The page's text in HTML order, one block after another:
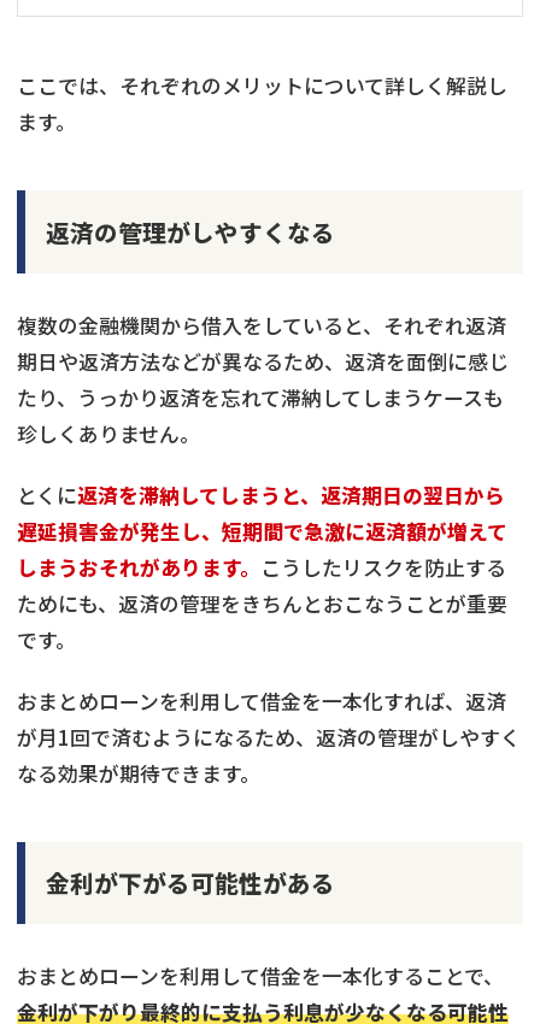
ここでは、それぞれのメリットについて詳しく解説し
ます。
返済の管理がしやすくなる
複数の金融機関から借入をしていると、それぞれ返済
期日や返済方法などが異なるため、返済を面倒に感じ
たり、うっかり返済を忘れて滞納してしまうケースも
珍しくありません。
とくに返済を滞納してしまうと、返済期日の翌日から
遅延損害金が発生し、短期間で急激に返済額が増えて
しまうおそれがあります。 こうしたリスクを防止する
ためにも、返済の管理をきちんとおこなうことが重要
です。
おまとめローンを利用して借金を一本化すれば、返済
が月1回で済むようになるため、返済の管理がしやすく
なる効果が期待できます。
金利が下がる可能性がある
おまとめローンを利用して借金を一本化することで、
金利が下がり最終的に支払う利息が少なくなる可能性